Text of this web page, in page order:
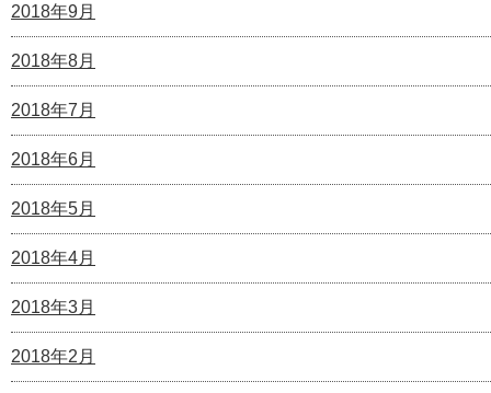
2018年9月
2018年8月
2018年7月
2018年6月
2018年5月
2018年4月
2018年3月
2018年2月